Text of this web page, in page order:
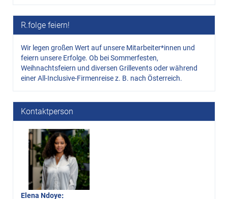
R.folge feiern!
Wir legen großen Wert auf unsere Mitarbeiter*innen und
feiern unsere Erfolge. Ob bei Sommerfesten,
Weihnachtsfeiern und diversen Grillevents oder während
einer All-Inclusive-Firmenreise z. B. nach Österreich.
Kontaktperson
Elena Ndoye: